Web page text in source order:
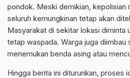
pondok. Meski demikian, kepolisian
seluruh kemungkinan tetap akan
Masyarakat di sekitar lokasi diminta
tetap waspada. Warga juga diimbau
menemukan benda asing atau
Hingga berita ini diturunkan, proses